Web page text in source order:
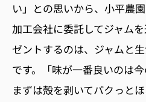
い」との思いから、小平農
加工会社に委託してジャム
ゼントするのは、ジャムと
です。「味が一番良いのは
まずは殻を剥いてパクっと